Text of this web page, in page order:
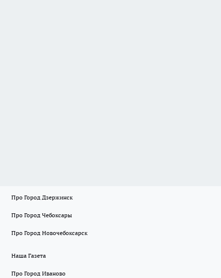
Про Город Дзержинск
Про Город Чебоксары
Про Город Новочебоксарск
Наша Газета
Про Город Иваново